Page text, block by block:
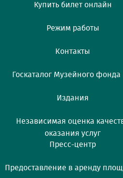
Купить билет онлайн
Режим работы
Контакты
Госкаталог Музейного
Издания
Независимая оценка
оказания услуг
Пресс-центр
Предоставление в аренду